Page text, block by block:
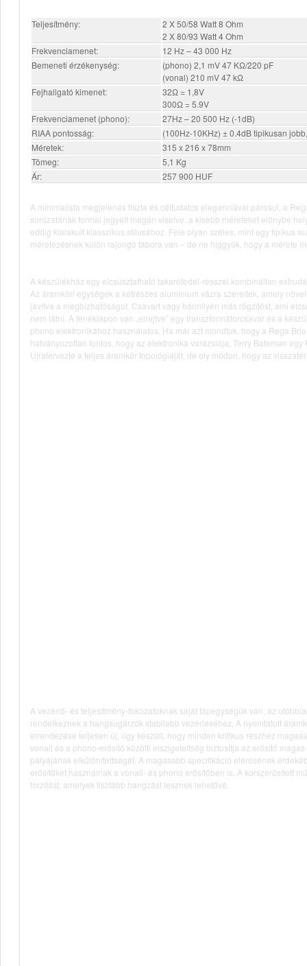
Teljesítmény:
2 X 50/58 Watt 8 Ohm
2 X 80/93 Watt 4 Ohm
Frekvenciamenet:
12 Hz – 43 000 Hz
Bemeneti érzékenység:
(phono) 2,1 mV 47 KΩ/220 pF
(vonal) 210 mV 47 kΩ
Fejhallgató kimenet:
32Ω = 1,8V
300Ω = 5.9V
Frekvenciamenet (phono):
27Hz – 20 500 Hz (-1dB)
RIAA pontosság:
(100Hz-10KHz) ± 0.4dB tipikusan
Méretek:
315 x 216 x 78mm
Tömeg:
5,1 Kg
Ár:
257 900 HUF
A minimalista megjelenés tiszta és céltudatos eleganciával párosul, a
sorozatának formai jegyeit magán viselve, a kisebb méreteket előnybe
eddig kialakult klasszikus stílusához. Fele olyan széles, mint egy tipikus
méretezésnek külön rajongó tábora van – de ne higgyük, hogy a mérete
A készülékház egy elcsúsztatható takarófedél-résszel kombináltan
Az áramköri egységek a kétrészes alumínium vázra szereltek, amely
javítva a megbízhatóságot. Csavart vagy bármilyen más rögzítést, ami
nem látni. A fenéklapon van „elrejtve” egy transzformátorcsavar és a
phono elektronikához használatos. Ha már azt mondtuk, hogy a Rega
hatványozottan fontos, hogy az elektronika varázslója, Terry Bateman egy
Újratervezte a teljes áramkör topológiáját, de oly módon, hogy az
A vezérlő- és teljesítmény-fokozatoknak saját tápegységük van, az
rendelkeznek a hangsugárzók stabilabb vezérléséhez. A nyomtatott
elrendezése teljesen új, úgy készült, hogy minden kritikus részhez
vonali és a phono-erősítő közötti elszigeteltség biztosítja az erősítő
pályájának elkülönítettségét. A magasabb specifikáció elérésének
erősítőket használnak a vonali- és phono erősítőben is. A korszerűsített
torzítást, amelyek tisztább hangzást tesznek lehetővé.